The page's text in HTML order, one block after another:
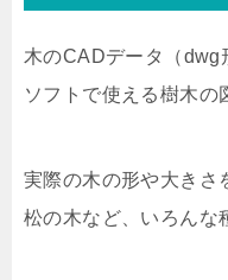
木のCADデータ（
ソフトで使える樹木の
実際の木の形や大きさ
松の木など、いろんな